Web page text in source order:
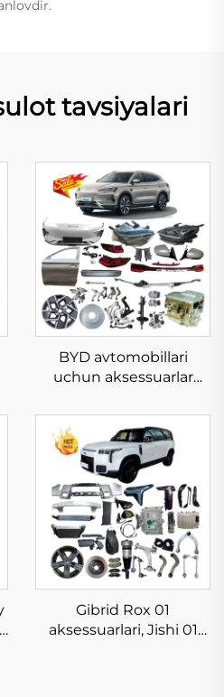
tavsiyalari
BYD avtomobillari
uchun aksessuarlar
qismlari BYD Song Plus
uchun tanani himoya
qoplamalari EV Dm-i
chempion ehtiyot
qismlari omborda
Gibrid Rox 01
aksessuarlari, Jishi 01